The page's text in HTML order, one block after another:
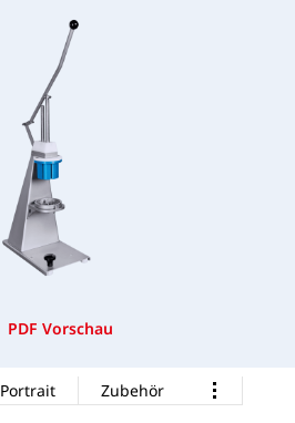
PDF Vorschau
Portrait Zubehör